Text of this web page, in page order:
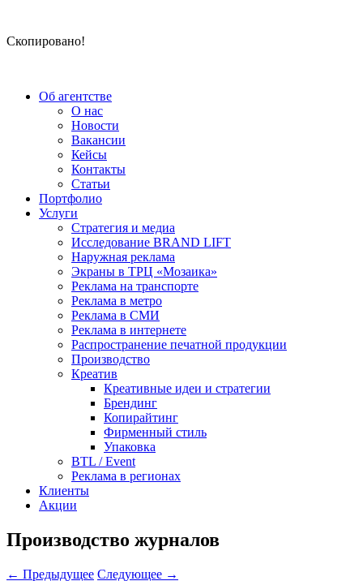
Скопировано!
Об агентстве
О нас
Новости
Вакансии
Кейсы
Контакты
Статьи
Портфолио
Услуги
Стратегия и медиа
Исследование BRAND LIFT
Наружная реклама
Экраны в ТРЦ «Мозаика»
Реклама на транспорте
Реклама в метро
Реклама в СМИ
Реклама в интернете
Распространение печатной продукции
Производство
Креатив
Креативные идеи и стратегии
Брендинг
Копирайтинг
Фирменный стиль
Упаковка
BTL / Event
Реклама в регионах
Клиенты
Акции
Производство журналов
← Предыдущее Следующее →